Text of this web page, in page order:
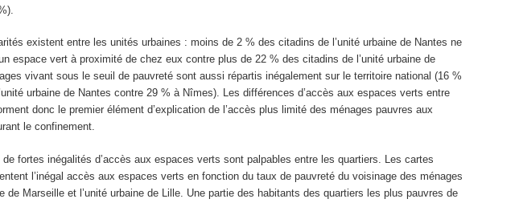
existent entre les unités urbaines : moins de 2 % des citadins de l’unité urbaine de Nantes ne
espace vert à proximité de chez eux contre plus de 22 % des citadins de l’unité urbaine de
vivant sous le seuil de pauvreté sont aussi répartis inégalement sur le territoire national (16 %
urbaine de Nantes contre 29 % à Nîmes). Les différences d’accès aux espaces verts entre
donc le premier élément d’explication de l’accès plus limité des ménages pauvres aux
le confinement.
fortes inégalités d’accès aux espaces verts sont palpables entre les quartiers. Les cartes
l’inégal accès aux espaces verts en fonction du taux de pauvreté du voisinage des ménages
de Marseille et l’unité urbaine de Lille. Une partie des habitants des quartiers les plus pauvres de